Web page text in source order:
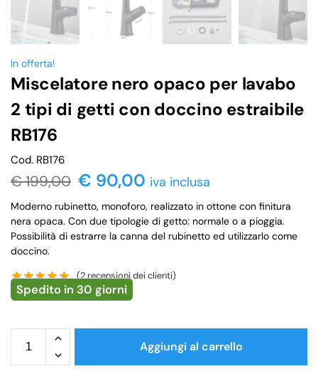
In offerta!
Miscelatore nero opaco per lavabo
2 tipi di getti con doccino estraibile
RB176
Cod. RB176
€199,00 € 90,00 iva inclusa
Moderno rubinetto, monoforo, realizzato in ottone con finitura
nera opaca. Con due tipologie di getto: normale o a pioggia.
Possibilità di estrarre la canna del rubinetto ed utilizzarlo come
doccino.
(2recensioni dei clienti)
Spedito in 30 giorni
Aggiungi al carrello